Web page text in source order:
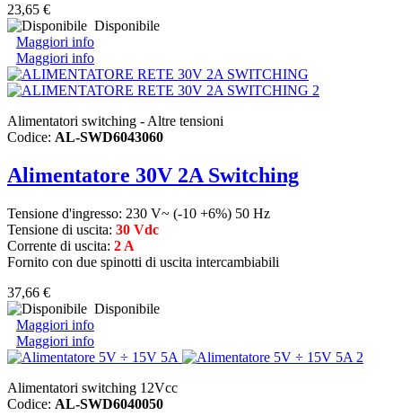
23,65 €
Disponibile
Maggiori info
Maggiori info
Alimentatori switching - Altre tensioni
Codice: AL-SWD6043060
Alimentatore 30V 2A Switching
Tensione d'ingresso: 230 V~ (-10 +6%) 50 Hz
Tensione di uscita: 30 Vdc
Corrente di uscita: 2 A
Fornito con due spinotti di uscita intercambiabili
37,66 €
Disponibile
Maggiori info
Maggiori info
Alimentatori switching 12Vcc
Codice: AL-SWD6040050